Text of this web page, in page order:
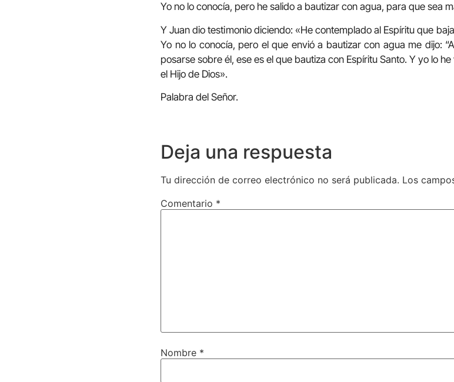
Yo no lo conocía, pero he salido a bautizar con agua, para que sea
Y Juan dio testimonio diciendo: «He contemplado al Espíritu que
Yo no lo conocía, pero el que envió a bautizar con agua me dijo:
posarse sobre él, ese es el que bautiza con Espíritu Santo. Y yo lo
el Hijo de Dios».
Palabra del Señor.
Deja una respuesta
Tu dirección de correo electrónico no será publicada. Los
Comentario *
Nombre *